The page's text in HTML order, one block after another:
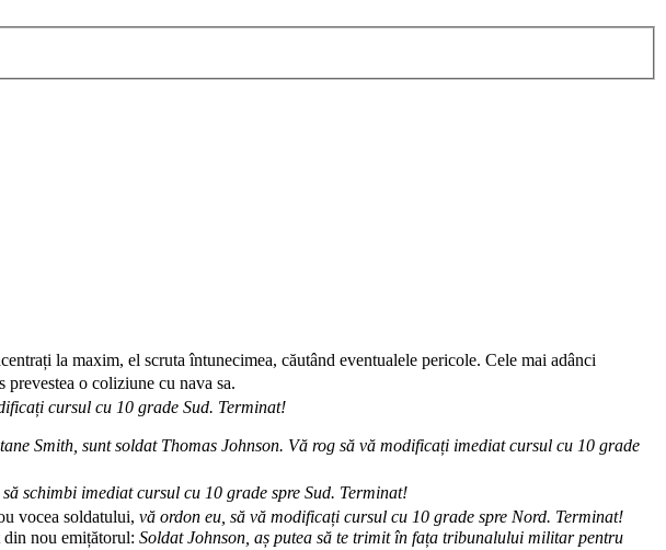
la maxim, el scruta întunecimea, căutând eventualele pericole. Cele mai adânci
prevestea o coliziune cu nava sa.
cursul cu 10 grade Sud. Terminat!
Smith, sunt soldat Thomas Johnson. Vă rog să vă modificați imediat cursul cu 10 grade
schimbi imediat cursul cu 10 grade spre Sud. Terminat!
vocea soldatului, vă ordon eu, să vă modificați cursul cu 10 grade spre Nord. Terminat!
din nou emițătorul: Soldat Johnson, aș putea să te trimit în fața tribunalului militar pentru